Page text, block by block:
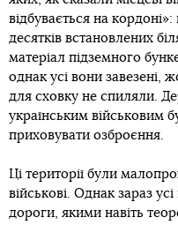
відбувається на
десятків встановлених
матеріал підземного
однак усі вони завезені,
для сховку не спиляли.
українським військовим
приховувати озброєння.
Ці території були
військові. Однак зараз
дороги, якими навіть